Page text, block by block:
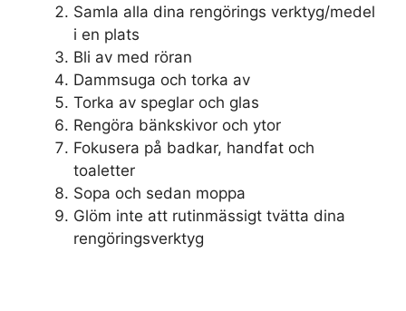
Samla alla dina rengörings verktyg/medel
i en plats
Bli av med röran
Dammsuga och torka av
Torka av speglar och glas
Rengöra bänkskivor och ytor
Fokusera på badkar, handfat och
toaletter
Sopa och sedan moppa
Glöm inte att rutinmässigt tvätta dina
rengöringsverktyg